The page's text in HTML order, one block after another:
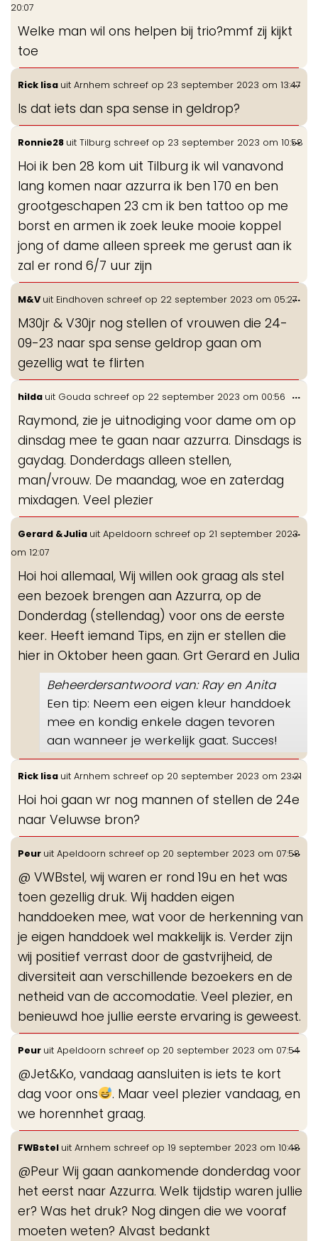
20:07
Welke man wil ons helpen bij trio?mmf zij kijkt
toe
Rick lisa uit Arnhem schreef op 23 september 2023 om 13:47
Is dat iets dan spa sense in geldrop?
...
Ronnie28 uit Tilburg schreef op 23 september 2023 om 10:58
Hoi ik ben 28 kom uit Tilburg ik wil vanavond
lang komen naar azzurra ik ben 170 en ben
grootgeschapen 23 cm ik ben tattoo op me
borst en armen ik zoek leuke mooie koppel
jong of dame alleen spreek me gerust aan ik
zal er rond 6/7 uur zijn
...
M&V uit Eindhoven schreef op 22 september 2023 om 05:27
M30jr & V30jr nog stellen of vrouwen die 24-
09-23 naar spa sense geldrop gaan om
gezellig wat te flirten
...
hilda uit Gouda schreef op 22 september 2023 om 00:56
Raymond, zie je uitnodiging voor dame om op
dinsdag mee te gaan naar azzurra. Dinsdags is
gaydag. Donderdags alleen stellen,
man/vrouw. De maandag, woe en zaterdag
mixdagen. Veel plezier
...
Gerard &Julia uit Apeldoorn schreef op 21 september 2023
om 12:07
Hoi hoi allemaal, Wij willen ook graag als stel
een bezoek brengen aan Azzurra, op de
Donderdag (stellendag) voor ons de eerste
keer. Heeft iemand Tips, en zijn er stellen die
hier in Oktober heen gaan. Grt Gerard en Julia
Beheerdersantwoord van: Ray en Anita
Een tip: Neem een eigen kleur handdoek
mee en kondig enkele dagen tevoren
aan wanneer je werkelijk gaat. Succes!
...
Rick lisa uit Arnhem schreef op 20 september 2023 om 23:21
Hoi hoi gaan wr nog mannen of stellen de 24e
naar Veluwse bron?
...
Peur uit Apeldoorn schreef op 20 september 2023 om 07:58
@ VWBstel, wij waren er rond 19u en het was
toen gezellig druk. Wij hadden eigen
handdoeken mee, wat voor de herkenning van
je eigen handdoek wel makkelijk is. Verder zijn
wij positief verrast door de gastvrijheid, de
diversiteit aan verschillende bezoekers en de
netheid van de accomodatie. Veel plezier, en
benieuwd hoe jullie eerste ervaring is geweest.
...
Peur uit Apeldoorn schreef op 20 september 2023 om 07:54
@Jet&Ko, vandaag aansluiten is iets te kort
dag voor ons
. Maar veel plezier vandaag, en
we horennhet graag.
...
FWBstel uit Arnhem schreef op 19 september 2023 om 10:48
@Peur Wij gaan aankomende donderdag voor
het eerst naar Azzurra. Welk tijdstip waren jullie
er? Was het druk? Nog dingen die we vooraf
moeten weten? Alvast bedankt
...